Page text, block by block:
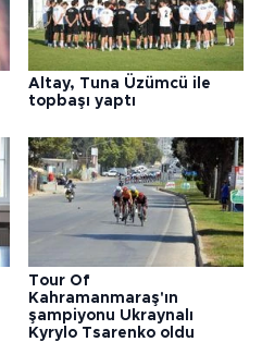
Altay, Tuna Üzümcü ile
topbaşı yaptı
Tour Of
Kahramanmaraş'ın
şampiyonu Ukraynalı
Kyrylo Tsarenko oldu